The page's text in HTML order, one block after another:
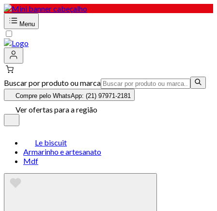
Menu
Buscar por produto ou marca
Compre pelo WhatsApp: (21) 97971-2181
Ver ofertas para a região
Le biscuit
Armarinho e artesanato
Mdf